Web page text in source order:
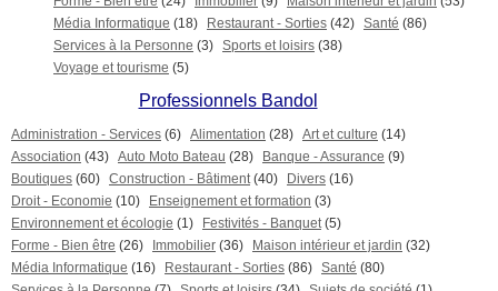
Média Informatique (18) Restaurant - Sorties (42) Santé (86)
Services à la Personne (3) Sports et loisirs (38)
Voyage et tourisme (5)
Professionnels Bandol
Administration - Services (6) Alimentation (28) Art et culture (14)
Association (43) Auto Moto Bateau (28) Banque - Assurance (9)
Boutiques (60) Construction - Bâtiment (40) Divers (16)
Droit - Economie (10) Enseignement et formation (3)
Environnement et écologie (1) Festivités - Banquet (5)
Forme - Bien être (26) Immobilier (36) Maison intérieur et jardin (32)
Média Informatique (16) Restaurant - Sorties (86) Santé (80)